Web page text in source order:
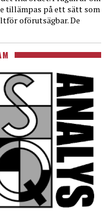
tillämpas på ett sätt som
oförutsägbar. De